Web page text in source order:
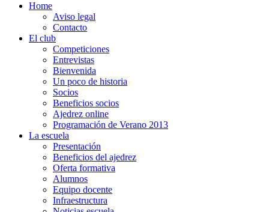
Home
Aviso legal
Contacto
El club
Competiciones
Entrevistas
Bienvenida
Un poco de historia
Socios
Beneficios socios
Ajedrez online
Programación de Verano 2013
La escuela
Presentación
Beneficios del ajedrez
Oferta formativa
Alumnos
Equipo docente
Infraestructura